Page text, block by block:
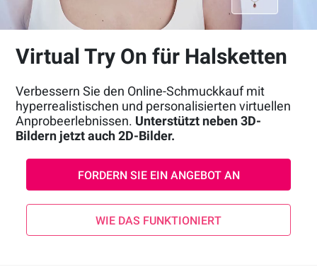
Virtual Try On für Halsketten
Verbessern Sie den Online-Schmuckkauf mit
hyperrealistischen und personalisierten virtuellen
Anprobeerlebnissen. Unterstützt neben 3D-
Bildern jetzt auch 2D-Bilder.
FORDERN SIE EIN ANGEBOT AN
WIE DAS FUNKTIONIERT